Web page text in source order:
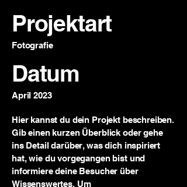
Projektart
Fotografie
Datum
April 2023
Hier kannst du dein Projekt beschreiben.
Gib einen kurzen Überblick oder gehe
ins Detail darüber, was dich inspiriert
hat, wie du vorgegangen bist und
informiere deine Besucher über
Wissenswertes. Um